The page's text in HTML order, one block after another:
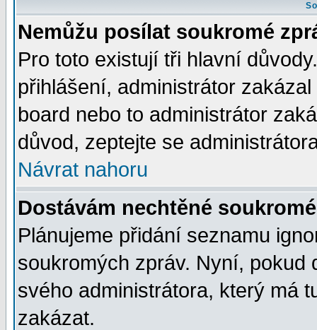
Nemůžu posílat soukromé
Pro toto existují tři hlavní
přihlášení, administrátor
board nebo to administrátor
důvod, zeptejte se
Návrat nahoru
Dostávám nechtěné
Plánujeme přidání seznamu
soukromých zpráv. Nyní, pokud
svého administrátora, který má
zakázat.